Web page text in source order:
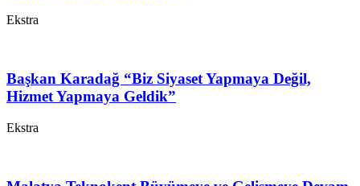
Ekstra
Başkan Karadağ “Biz Siyaset Yapmaya Değil,
Hizmet Yapmaya Geldik”
Ekstra